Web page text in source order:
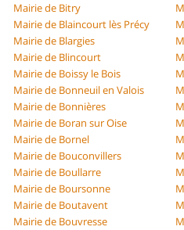
Mairie de Bitry
Mairie de Blaincourt lès Précy
Mairie de Blargies
Mairie de Blincourt
Mairie de Boissy le Bois
Mairie de Bonneuil en Valois
Mairie de Bonnières
Mairie de Boran sur Oise
Mairie de Bornel
Mairie de Bouconvillers
Mairie de Boullarre
Mairie de Boursonne
Mairie de Boutavent
Mairie de Bouvresse